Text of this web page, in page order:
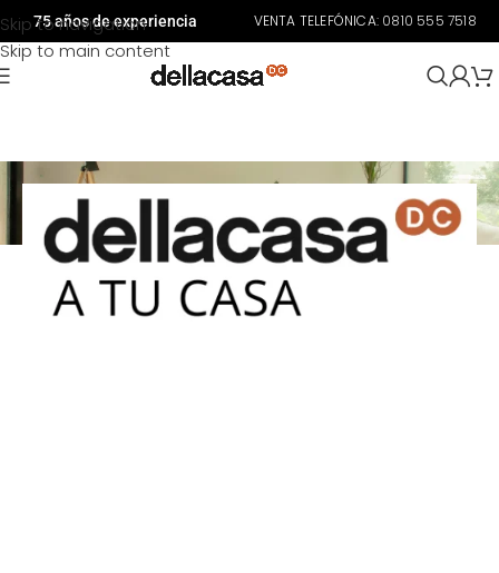
Skip to navigation
Skip to main content
75 años de experiencia VENTA TELEFÓNICA: 0810 555 7518